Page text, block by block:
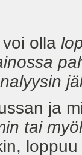
olla
ja
tai